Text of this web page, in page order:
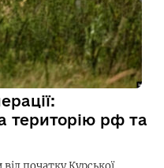
територію рф та